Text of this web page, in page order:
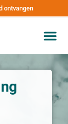
ontvangen